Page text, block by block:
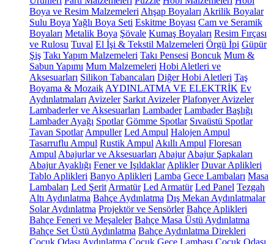
Boya ve Resim Malzemeleri Ahşap Boyaları Akrilik Boyalar
Sulu Boya Yağlı Boya Seti Eskitme Boyası Cam ve Seramik
Boyaları Metalik Boya Şövale Kumaş Boyaları Resim Fırçası
ve Rulosu Tuval El İşi & Tekstil Malzemeleri Örgü İpi Güpür
Şiş Takı Yapım Malzemeleri Takı Pensesi Boncuk Mum &
Sabun Yapımı Mum Malzemeleri Hobi Aletleri ve
Aksesuarları Silikon Tabancaları Diğer Hobi Aletleri Taş
Boyama & Mozaik AYDINLATMA VE ELEKTRİK Ev
Aydınlatmaları Avizeler Sarkıt Avizeler Plafonyer Avizeler
Lambaderler ve Aksesuarları Lambader Lambader Başlığı
Lambader Ayağı Spotlar Gömme Spotlar Sıvaüstü Spotlar
Tavan Spotlar Ampuller Led Ampul Halojen Ampul
Tasarruflu Ampul Rustik Ampul Akıllı Ampul Floresan
Ampul Abajurlar ve Aksesuarları Abajur Abajur Şapkaları
Abajur Ayaklığı Fener ve Işıldaklar Aplikler Duvar Aplikleri
Tablo Aplikleri Banyo Aplikleri Lamba Gece Lambaları Masa
Lambaları Led Şerit Armatür Led Armatür Led Panel Tezgah
Altı Aydınlatma Bahçe Aydınlatma Dış Mekan Aydınlatmalar
Solar Aydınlatma Projektör ve Sensörler Bahçe Aplikleri
Bahçe Feneri ve Meşaleler Bahçe Masa Üstü Aydınlatma
Bahçe Set Üstü Aydınlatma Bahçe Aydınlatma Direkleri
Çocuk Odası Aydınlatma Çocuk Gece Lambası Çocuk Odası